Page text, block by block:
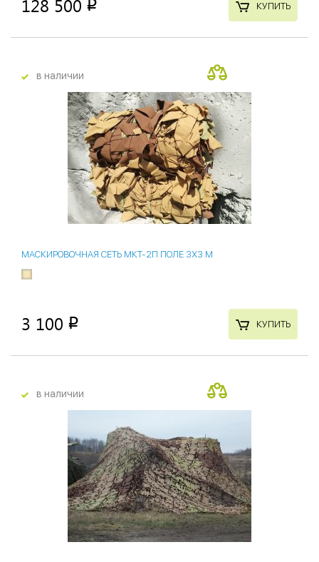
128 500 p КУПИТЬ
в наличии
МАСКИРОВОЧНАЯ СЕТЬ МКТ-2П ПОЛЕ 3Х3 М
3 100 p КУПИТЬ
в наличии
15 %